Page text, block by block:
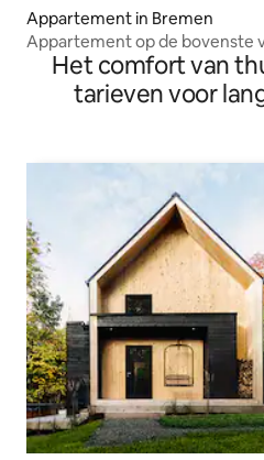
Appartement in Bremen
Appartement op de bovenste
Het comfort van
tarieven voor